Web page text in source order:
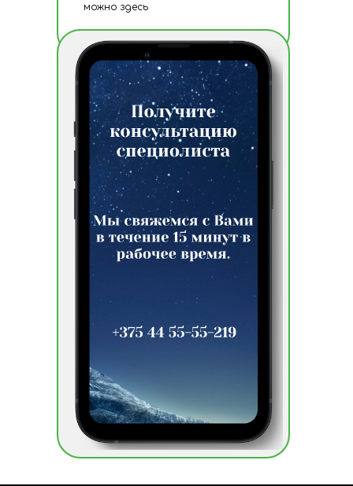
можно здесь